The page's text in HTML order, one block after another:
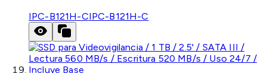
IPC-B121H-CIPC-B121H-C